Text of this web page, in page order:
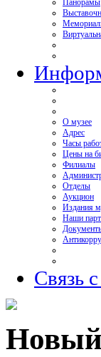
Панорамы
О музее
Адрес
Часы
Цены на
Филиалы
Отделы
Аукцион
Издания
Наши
Связь